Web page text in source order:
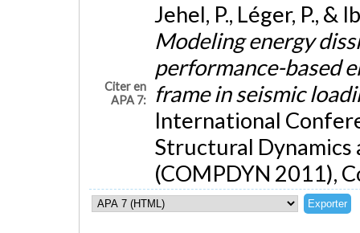
Citer en
APA 7:
Jehel, P., Léger, P., &
Modeling energy
performance-based
frame in seismic
International
Structural Dynamics
(COMPDYN 2011),